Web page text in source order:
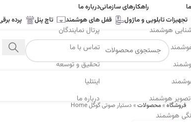
تجهیزات تابلویی و ماژول قفل های هوشمند تاچ پنل پرده
هوشمند
هوشمند
هوشمند
راهکارهای سازمانیدرباره ما
پرتال نمایندگان
تماس با ما
تحقیق و توسعه
اینتلیا
درباره ما
فروشگاه»محصولات» دستیار صوتی گوگل Home